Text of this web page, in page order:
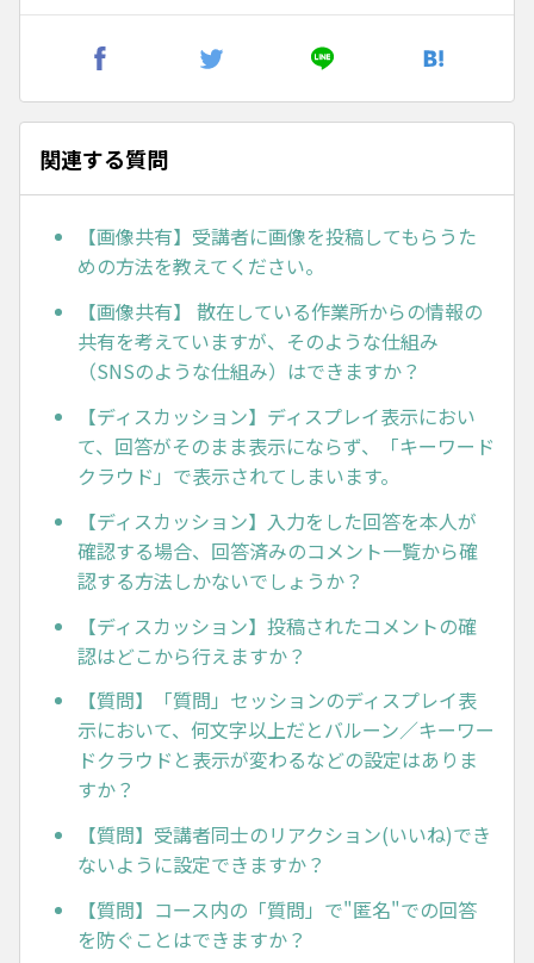
関連する質問
【画像共有】受講者に画像を投稿してもらうた
めの方法を教えてください。
【画像共有】 散在している作業所からの情報の
共有を考えていますが、そのような仕組み
（SNSのような仕組み）はできますか？
【ディスカッション】ディスプレイ表示におい
て、回答がそのまま表示にならず、「キーワード
クラウド」で表示されてしまいます。
【ディスカッション】入力をした回答を本人が
確認する場合、回答済みのコメント一覧から確
認する方法しかないでしょうか？
【ディスカッション】投稿されたコメントの確
認はどこから行えますか？
【質問】「質問」セッションのディスプレイ表
示において、何文字以上だとバルーン／キーワー
ドクラウドと表示が変わるなどの設定はありま
すか？
【質問】受講者同士のリアクション(いいね)でき
ないように設定できますか？
【質問】コース内の「質問」で"匿名"での回答
を防ぐことはできますか？